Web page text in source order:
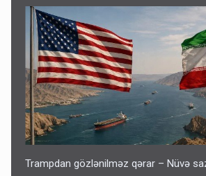
Trampdan gözlənilməz qərar – Nüvə